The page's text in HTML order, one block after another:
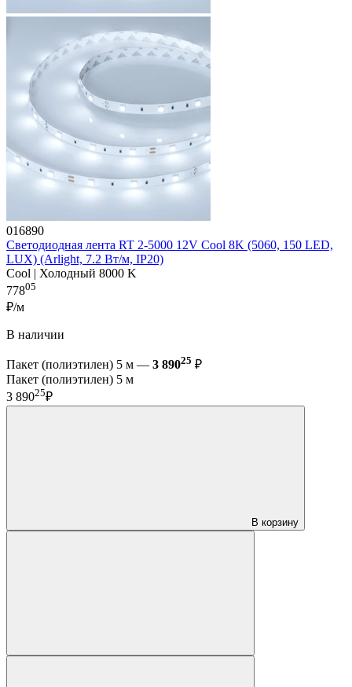
016890
Светодиодная лента RT 2-5000 12V Cool 8K (5060, 150 LED,
LUX) (Arlight, 7.2 Вт/м, IP20)
Cool | Холодный 8000 K
77805
₽/м
В наличии
Пакет (полиэтилен) 5 м — 3 89025 ₽
Пакет (полиэтилен) 5 м
3 89025₽
В корзину